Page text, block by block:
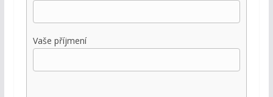
Vaše příjmení